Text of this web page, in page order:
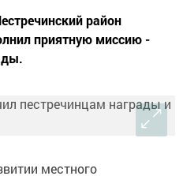
район
приятную миссию -
местного